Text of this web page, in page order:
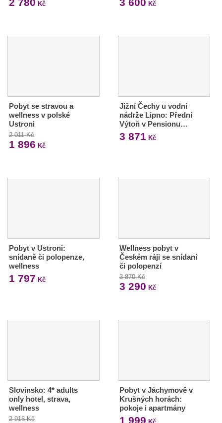
Kč Kč
Pobyt se stravou a
wellness v polské
Ustroni
2 011 Kč
1 896 Kč
Jižní Čechy u vodní
nádrže Lipno: Přední
Výtoň v Pensionu…
3 871 Kč
Pobyt v Ustroni:
snídaně či polopenze,
wellness
1 797 Kč
Wellness pobyt v
Českém ráji se snídaní
či polopenzí
3 870 Kč
3 290 Kč
Slovinsko: 4* adults
only hotel, strava,
wellness
2 918 Kč
Pobyt v Jáchymově v
Krušných horách:
pokoje i apartmány
1 999